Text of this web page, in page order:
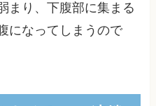
まり、下腹部に集まる
になってしまうので